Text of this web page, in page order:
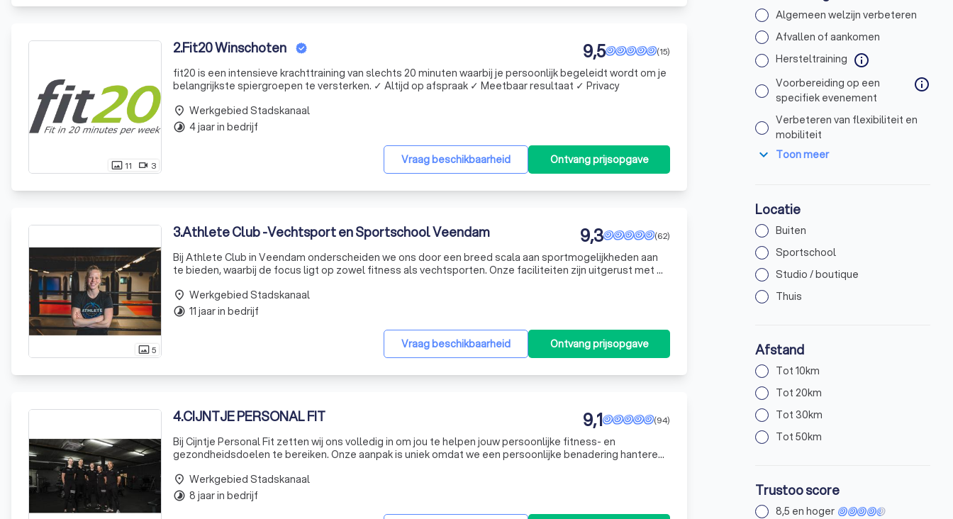
photo_size_select_actual 11 videocam 3
2.Fit20 Winschoten (15)
9,5
fit20 is een intensieve krachttraining van slechts 20 minuten waarbij je persoonlijk begeleidt wordt om je
belangrijkste spiergroepen te versterken. ✓ Altijd op afspraak ✓ Meetbaar resultaat ✓ Privacy
Vraag beschikbaarheid Ontvang prijsopgave
place Werkgebied Stadskanaal
timelapse 4 jaar in bedrijf
photo_size_select_actual5
3.Athlete Club -Vechtsport en Sportschool Veendam (62)
9,3
Bij Athlete Club in Veendam onderscheiden we ons door een breed scala aan sportmogelijkheden aan
te bieden, waarbij de focus ligt op zowel fitness als vechtsporten. Onze faciliteiten zijn uitgerust met de
Vraag beschikbaarheid Ontvang prijsopgave
place Werkgebied Stadskanaal
timelapse 11 jaar in bedrijf
4.CIJNTJE PERSONAL FIT (94)
9,1
Bij Cijntje Personal Fit zetten wij ons volledig in om jou te helpen jouw persoonlijke fitness- en
gezondheidsdoelen te bereiken. Onze aanpak is uniek omdat we een persoonlijke benadering hanteren
place Werkgebied Stadskanaal
timelapse 8 jaar in bedrijf
Algemeen welzijn verbeteren
Afvallen of aankomen
Hersteltraining info
Voorbereiding op een
specifiek evenement
info
Verbeteren van flexibiliteit en
mobiliteit
expand_more Toon meer
Locatie
Buiten
Sportschool
Studio / boutique
Thuis
Afstand
Tot 10km
Tot 20km
Tot 30km
Tot 50km
Trustoo score
8,5 en hoger